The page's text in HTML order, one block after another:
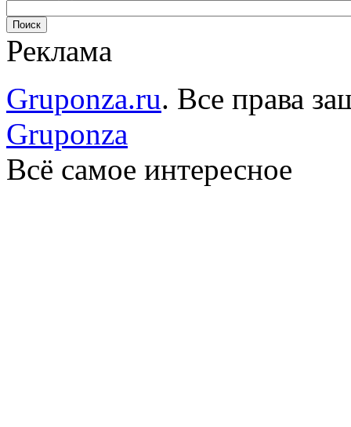
Реклама
Gruponza.ru. Все права
Gruponza
Всё самое интересное